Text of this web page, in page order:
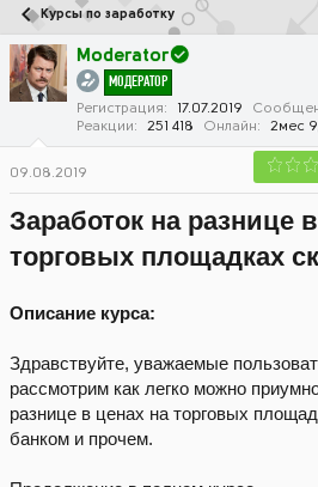
о
р
т
е
а
а
ч
а
л
а
Курсы по заработку
Moderator
МОДЕРАТОР
Регистрация 17.07.2019
Реакции
251 418 Онлайн 2мес
09.08.2019
Заработок на разнице
торговых площадках
Описание курса:
Здравствуйте, уважаемые
рассмотрим как легко можно
разнице в ценах на торговых
банком и прочем.